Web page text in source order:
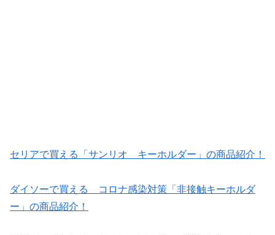
セリアで買える「サンリオ キーホルダー」の商品紹介！
ダイソーで買える コロナ感染対策「非接触キーホルダ
ー」の商品紹介！